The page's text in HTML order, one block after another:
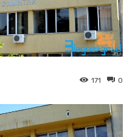
0
171